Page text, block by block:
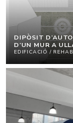
DIPÒSIT
D’UN MUR A
EDIFICACIÓ /